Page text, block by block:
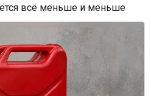
всё меньше и меньше